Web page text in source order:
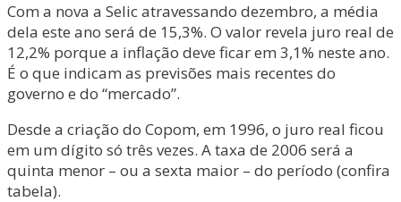
Com a nova a Selic atravessando dezembro, a média
dela este ano será de 15,3%. O valor revela juro real de
12,2% porque a inflação deve ficar em 3,1% neste ano.
É o que indicam as previsões mais recentes do
governo e do “mercado”.
Desde a criação do Copom, em 1996, o juro real ficou
em um dígito só três vezes. A taxa de 2006 será a
quinta menor – ou a sexta maior – do período (confira
tabela).